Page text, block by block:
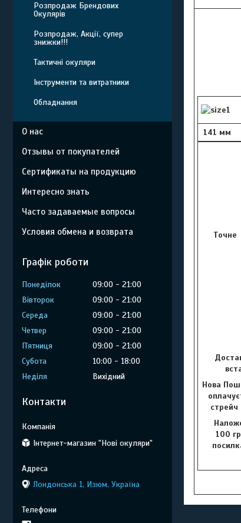
141 мм
Точне
Нова
стрейч
100
Розпродаж Брендових
Окулярів
Розпродаж, Акції, супер
знижки!!!
Тактичні окуляри
Інструменти та витратники
Обладнання
О нас
Отзывы от покупателей
Сертификаты на продукцию
Интересно знать
Часто задаваемые вопросы
Условия обмена и возврата
Графік роботи
Понеділок 09:00
21:00
Вівторок
09:00
21:00
Середа
09:00
21:00
Четвер
09:00
21:00
Пʼятниця
09:00
21:00
Субота
10:00
18:00
Неділя
Вихідний
Контакти
Інтернет-магазин "Нові окуляри"
Лондонська 1, Изюм, Україна